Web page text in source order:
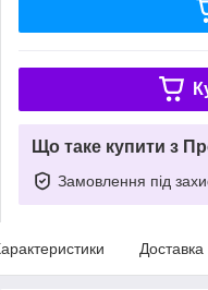
Що таке купити з
Замовлення під
Доставка